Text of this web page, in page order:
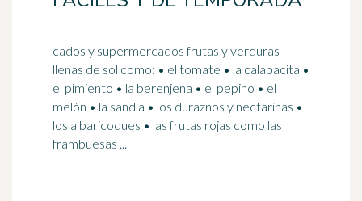
cados y supermercados frutas y verduras
llenas de sol como: • el tomate • la calabacita •
el pimiento • la berenjena • el pepino • el
melón
los albaricoques • las frutas rojas como las
frambuesas ...